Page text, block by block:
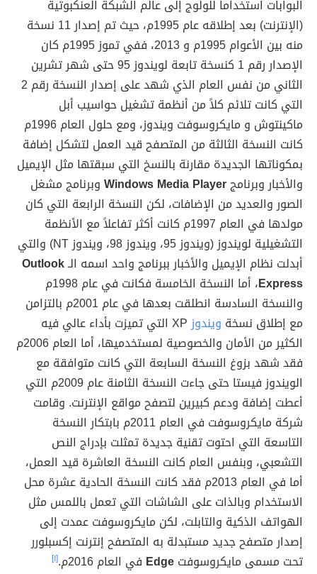
البوابات استخداماً للولوج إلى عالم الشبكة العنكبوتية
(الإنترنت) بعد إطلاقه عام 1995م، حيث تم إصدار 11 نسخة
منه بين الأعوام 1995م و 2013، ففي تموز 1995م كان
الإصدار رقم 1 كنسخة تابعة لويندوز 95 حتى شهر تشرين
الثاني من نفس العام الذي شهد على إصدار النسخة رقم 2
التي كانت تلائم كلاً من أنظمة تشغيل حواسيب أبل
ماكينتوش و مايكروسوفت ويندوز، ومع حلول العام 1996م
كانت النسخة الثالثة من المتصفح قيد العمل لتشكل إضافة
بمكوناتها الجديدة مقارنة بالنسخ التي سبقتها مثل الإيميل
والأخبار وبرنامجWindows Media Playerوبرنامج مشغل
الصور والعديد من الإضافات، لكن النسخة الرابعة التي كان
مولدها في العام 1997م كانت أكثر تفاعلاً مع الأنظمة
التشغيلية لويندوز (ويندوز 95، ويندوز 98، ويندوز NT) والتي
أبدلت نظام الإيميل والأخبار ببرنامج واحد اسمه الـOutlook
Express
، أما النسخة الخامسة فكانت في عام 1998م
والنسخة السادسة انطلقت بعدها في عام 2001م بالتزامن
مع إطلاق نسخة ويندوز
XP التي تميزت بأداء عالي فيه
الكثير من الأمان والخصوصية لمستخدميها، أما العام 2006م
فقد شهد بزوغ النسخة السابعة التي كانت متوافقة مع
الويندوز فيستا حتى جاءت النسخة الثامنة عام 2009م التي
أعطت إضافة ودعم كبيرين لتصفح مواقع الإنترنت. وقامت
شركة مايكروسوفت في العام 2011م بابتكار النسخة
التاسعة التي احتوت تقنية جديدة تمثلت بإدراج النص
التشعبي، وبنفس العام كانت النسخة العاشرة قيد العمل،
أما في العام 2013م فقد كانت النسخة الحادية عشرة محل
الاستخدام وبالذات على الشاشات التي تعمل باللمس مثل
الهواتف الذكية والتابلت، لكن مايكروسوفت عمدت إلى
إصدار متصفح جديد مستبدلة به المتصفح إنترنت إكسبلورر
تحت مسمى مايكروسوفتEdge في العام 2016م. [١]